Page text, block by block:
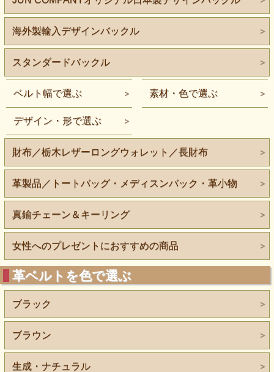
海外製輸入デザインバックル
スタンダードバックル
ベルト幅で選ぶ
デザイン・形で選ぶ
素材・色で選ぶ
財布／栃木レザーロングウォレット／長財布
革製品／トートバッグ・メディスンバック・革小物
真鍮チェーン＆キーリング
女性へのプレゼントにおすすめの商品
革ベルトを色で選ぶ
ブラック
ブラウン
生成・ナチュラル